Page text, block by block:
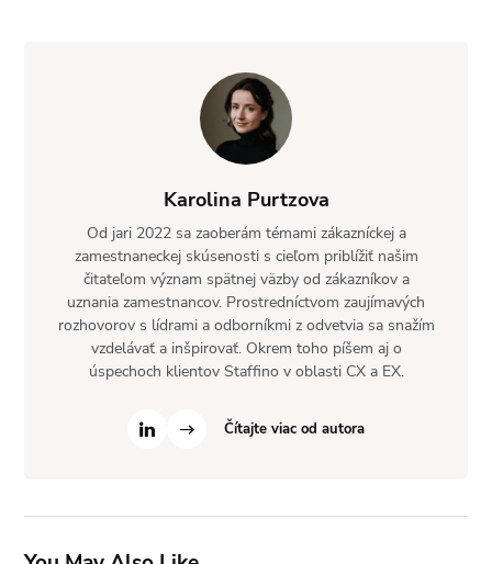
Karolina Purtzova
Od jari 2022 sa zaoberám témami zákazníckej a
zamestnaneckej skúsenosti s cieľom priblížiť našim
čitateľom význam spätnej väzby od zákazníkov a
uznania zamestnancov. Prostredníctvom zaujímavých
rozhovorov s lídrami a odborníkmi z odvetvia sa snažím
vzdelávať a inšpirovať. Okrem toho píšem aj o
úspechoch klientov Staffino v oblasti CX a EX.
Čítajte viac od autora